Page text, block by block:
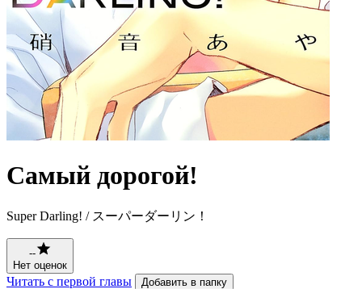
Самый дорогой!
Super Darling! / スーパーダーリン！
--
Нет оценок
Читать с первой главы Добавить в папку